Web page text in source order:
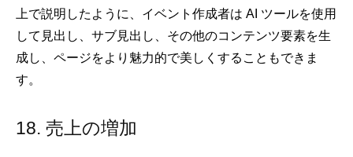
上で説明したように、イベント作成者は AI ツールを使用
して見出し、サブ見出し、その他のコンテンツ要素を生
成し、ページをより魅力的で美しくすることもできま
す。
18. 売上の増加